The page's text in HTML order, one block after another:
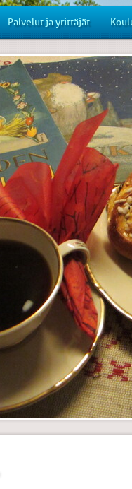
Palvelut ja yrittäjät